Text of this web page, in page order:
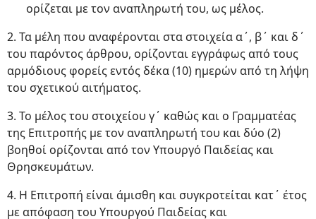
ορίζεται με τον αναπληρωτή του, ως μέλος.
2. Τα μέλη που αναφέρονται στα στοιχεία α΄, β΄ και δ΄
του παρόντος άρθρου, ορίζονται εγγράφως από τους
αρμόδιους φορείς εντός δέκα (10) ημερών από τη λήψη
του σχετικού αιτήματος.
3. Το μέλος του στοιχείου γ΄ καθώς και ο Γραμματέας
της Επιτροπής με τον αναπληρωτή του και δύο (2)
βοηθοί ορίζονται από τον Υπουργό Παιδείας και
Θρησκευμάτων.
4. Η Επιτροπή είναι άμισθη και συγκροτείται κατ΄ έτος
με απόφαση του Υπουργού Παιδείας και